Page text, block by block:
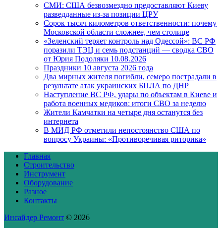
СМИ: США безвозмездно предоставляют Киеву
разведданные из-за позиции ЦРУ
Сорок тысяч километров ответственности: почему
Московской области сложнее, чем столице
«Зеленский теряет контроль над Одессой»: ВС РФ
поразили ТЭЦ и семь подстанций — сводка СВО
от Юрия Подоляки 10.08.2026
Праздники 10 августа 2026 года
Два мирных жителя погибли, семеро пострадали в
результате атак украинских БПЛА по ДНР
Наступление ВС РФ, удары по объектам в Киеве и
работа военных медиков: итоги СВО за неделю
Жители Камчатки на четыре дня останутся без
интернета
В МИД РФ отметили непостоянство США по
вопросу Украины: «Противоречивая риторика»
Главная
Строительство
Инструмент
Оборудование
Разное
Контакты
Инсайдер Ремонт © 2026